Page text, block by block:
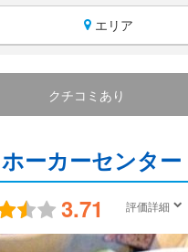
エリア
クチコミあり
ホーカーセンター
3.71 評価詳細